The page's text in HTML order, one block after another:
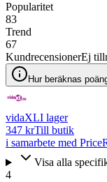
Popularitet
83
Trend
67
KundrecensionerEj
Hur beräknas
vidaXLI lager
347 krTill butik
i samarbete med
Visa alla
4